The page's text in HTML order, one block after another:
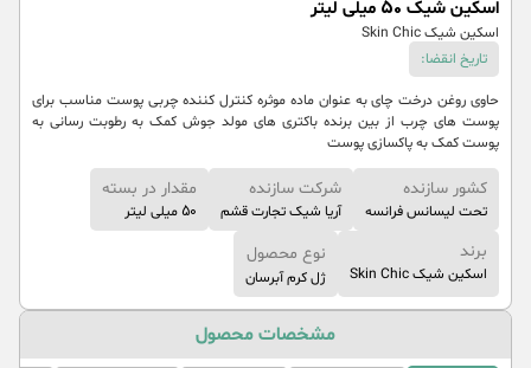
اسکین شیک 50 میلی لیتر
اسکین شیک Skin Chic
تاریخ انقضا:
حاوی روغن درخت چای به عنوان ماده موثره کنترل کننده چربی پوست مناسب برای
پوست های چرب از بین برنده باکتری های مولد جوش کمک به رطوبت رسانی به
پوست کمک به پاکسازی پوست
کشور سازنده
تحت لیسانس فرانسه
شرکت سازنده
آریا شیک تجارت قشم
مقدار در بسته
50 میلی لیتر
برند
اسکین شیک Skin Chic
نوع محصول
ژل کرم آبرسان
مشخصات محصول